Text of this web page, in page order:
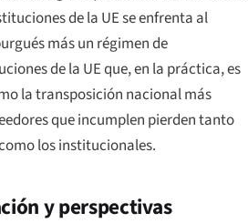
de la UE se enfrenta al
másun régimen de
de la UE que, en la práctica, es
la transposición nacional más
que incumplen pierden tanto
los institucionales.
y perspectivas